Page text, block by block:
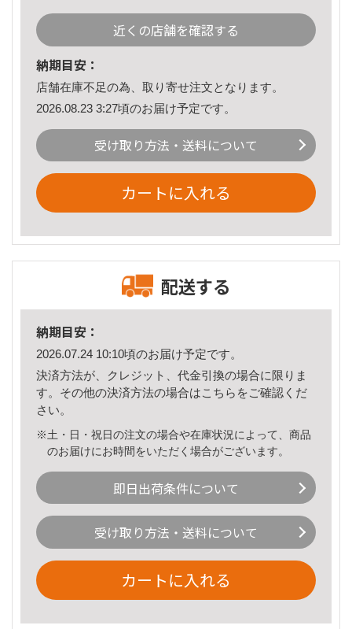
近くの店舗を確認する
納期目安：
店舗在庫不足の為、取り寄せ注文となります。
2026.08.23 3:27頃のお届け予定です。
受け取り方法・送料について
カートに入れる
配送する
納期目安：
2026.07.24 10:10頃のお届け予定です。
決済方法が、クレジット、代金引換の場合に限りま
す。その他の決済方法の場合はこちら をご確認くだ
さい。
※土・日・祝日の注文の場合や在庫状況によって、商品
のお届けにお時間をいただく場合がございます。
即日出荷条件について
受け取り方法・送料について
カートに入れる